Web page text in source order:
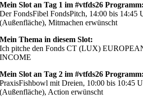
Mein Slot an Tag 1 im #vtfds26 Programm:
Der FondsFibel FondsPitch, 14:00 bis 14:45
(Außenfläche), Mitmachen erwünscht
Mein Thema in diesem Slot:
Ich pitche den Fonds CT (LUX)
INCOME
Mein Slot an Tag 2 im #vtfds26 Programm:
PraxisFishbowl mit Dreien, 10:00 bis 10:45
(Außenfläche), Action erwünscht